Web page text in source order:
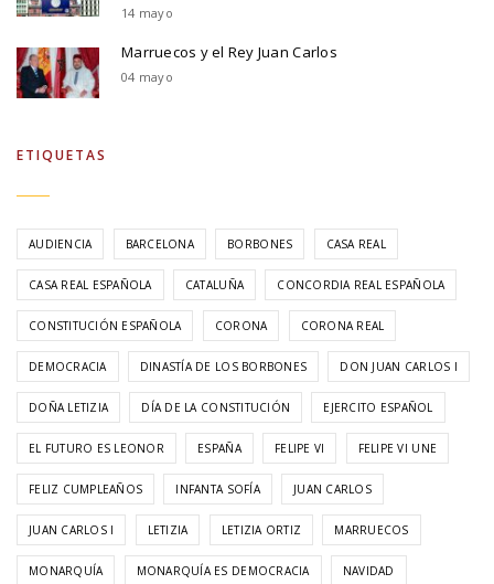
14 mayo
Marruecos y el Rey Juan Carlos
04 mayo
ETIQUETAS
AUDIENCIA BARCELONA BORBONES CASA REAL
CASA REAL ESPAÑOLA CATALUÑA CONCORDIA REAL ESPAÑOLA
CONSTITUCIÓN ESPAÑOLA CORONA CORONA REAL
DEMOCRACIA DINASTÍA DE LOS BORBONES DON JUAN CARLOS I
DOÑA LETIZIA DÍA DE LA CONSTITUCIÓN EJERCITO ESPAÑOL
EL FUTURO ES LEONOR ESPAÑA FELIPE VI FELIPE VI UNE
FELIZ CUMPLEAÑOS INFANTA SOFÍA JUAN CARLOS
JUAN CARLOS I LETIZIA LETIZIA ORTIZ MARRUECOS
MONARQUÍA MONARQUÍA ES DEMOCRACIA NAVIDAD